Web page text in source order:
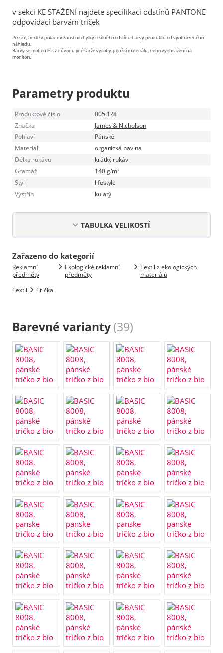
v sekci KE STAŽENÍ najdete specifikaci odstínů PANTONE
odpovídací barvám triček
Prosím, berte v potaz možnost odchylky reálného odstínu barvy produktu od vyobrazeného
náhledu.
Barvy se mohou lišit z důvodu jiné šarže výroby, použití materiálu, nebo vyobrazení na
monitoru
Parametry produktu
Produktové číslo
005.128
Značka
James & Nicholson
Pohlaví
Pánské
Materiál
organická bavlna
Délka rukávu
krátký rukáv
Gramáž
140 g/m²
Styl
lifestyle
Výstřih
kulatý
TABULKA VELIKOSTÍ
Zařazeno do kategorií
Reklamní
předměty
Ekologické reklamní
předměty
Textil z ekologických
materiálů
Textil
Trička
Barevné varianty (39)